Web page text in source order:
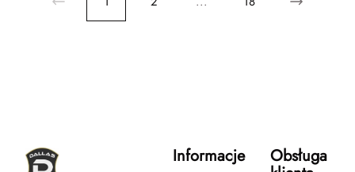
Informacje Obsługa